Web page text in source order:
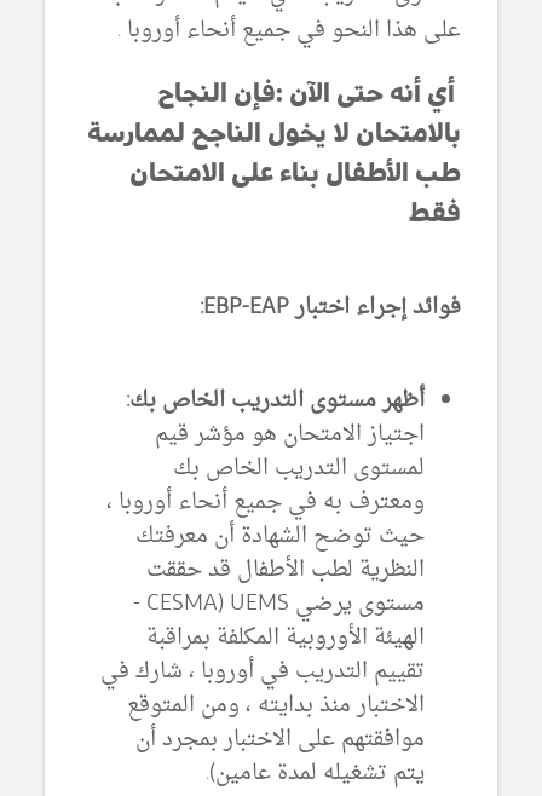
على هذا النحو في جميع أنحاء أوروبا .
أي أنه حتى الآن :فإن النجاح
بالامتحان لا يخول الناجح لممارسة
طب الأطفال بناء على الامتحان
فقط
فوائد إجراء اختبار EBP-EAP:
أظهر مستوى التدريب الخاص بك:
اجتياز الامتحان هو مؤشر قيم
لمستوى التدريب الخاص بك
ومعترف به في جميع أنحاء أوروبا ،
حيث توضح الشهادة أن معرفتك
النظرية لطب الأطفال قد حققت
مستوى يرضي UEMS (CESMA -
الهيئة الأوروبية المكلفة بمراقبة
تقييم التدريب في أوروبا ، شارك في
الاختبار منذ بدايته ، ومن المتوقع
موافقتهم على الاختبار بمجرد أن
يتم تشغيله لمدة عامين).